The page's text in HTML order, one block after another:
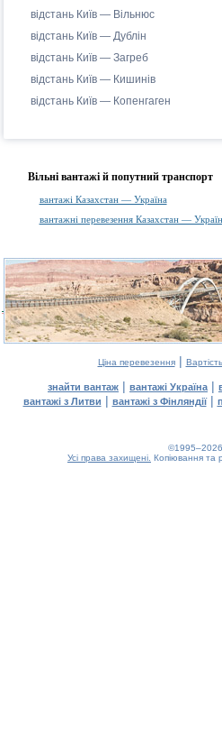
відстань Київ — Вільнюс
відстань Київ — Дублін
відстань Київ — Загреб
відстань Київ — Кишинів
відстань Київ — Копенгаген
Вільні вантажі й попутний транспорт
вантажі Казахстан — Україна
вантажні перевезення Казахстан —
Ціна перевезення|
знайти вантаж | вантажі Україна |
вантажі з Литви | вантажі з Фінляндії|
Усі права захищені. Копіювання та